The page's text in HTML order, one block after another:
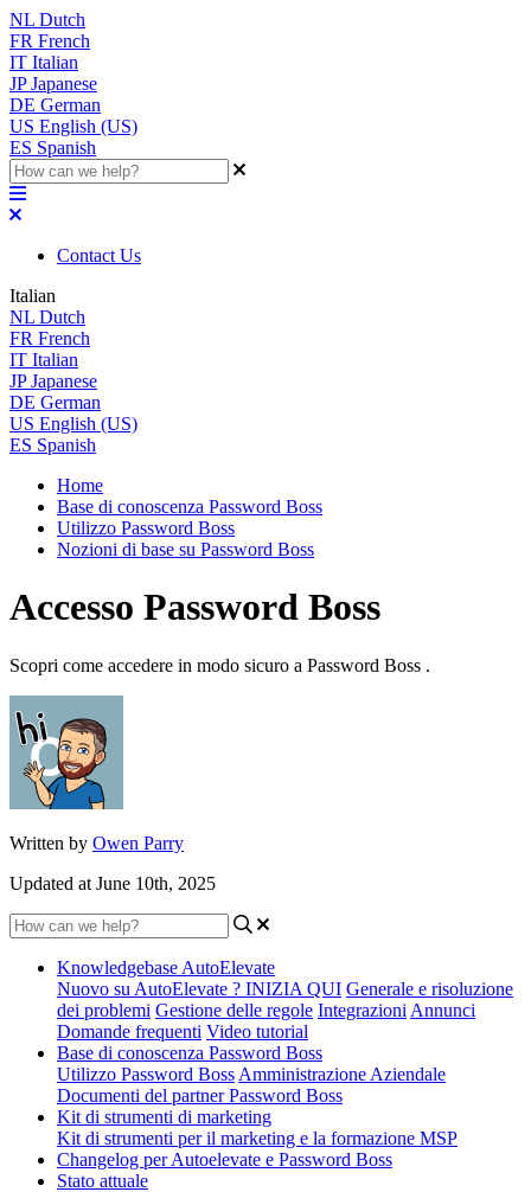
NL Dutch
FR French
IT Italian
JP Japanese
DE German
US English (US)
ES Spanish
Contact Us
Italian
NL Dutch
FR French
IT Italian
JP Japanese
DE German
US English (US)
ES Spanish
Home
Base di conoscenza Password Boss
Utilizzo Password Boss
Nozioni di base su Password Boss
Accesso Password Boss
Scopri come accedere in modo sicuro a Password Boss .
Written by Owen Parry
Updated at June 10th, 2025
Knowledgebase AutoElevate
Nuovo su AutoElevate ? INIZIA QUI Generale e risoluzione
dei problemi Gestione delle regole Integrazioni Annunci
Domande frequenti Video tutorial
Base di conoscenza Password Boss
Utilizzo Password Boss Amministrazione Aziendale
Documenti del partner Password Boss
Kit di strumenti di marketing
Kit di strumenti per il marketing e la formazione MSP
Changelog per Autoelevate e Password Boss
Stato attuale